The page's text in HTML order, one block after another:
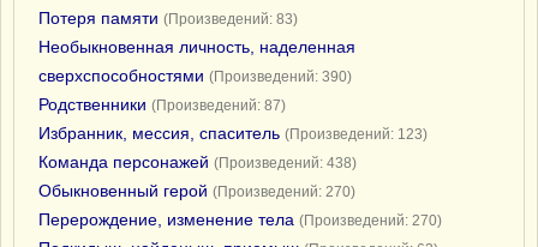
Потеря памяти (Произведений: 83)
Необыкновенная личность, наделенная
сверхспособностями (Произведений: 390)
Родственники (Произведений: 87)
Избранник, мессия, спаситель (Произведений: 123)
Команда персонажей (Произведений: 438)
Обыкновенный герой (Произведений: 270)
Перерождение, изменение тела (Произведений: 270)